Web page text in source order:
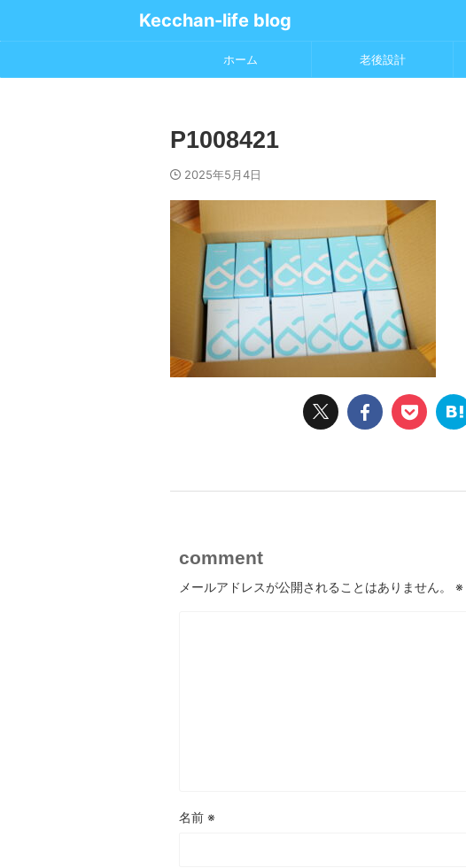
Kecchan-life blog
ホーム 老後設計
P1008421
2025年5月4日
comment
メールアドレスが公開されることはありません。 ※
名前 ※